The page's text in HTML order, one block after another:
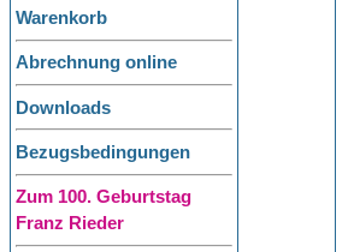
Warenkorb
Abrechnung online
Downloads
Bezugsbedingungen
Zum 100. Geburtstag
Franz Rieder